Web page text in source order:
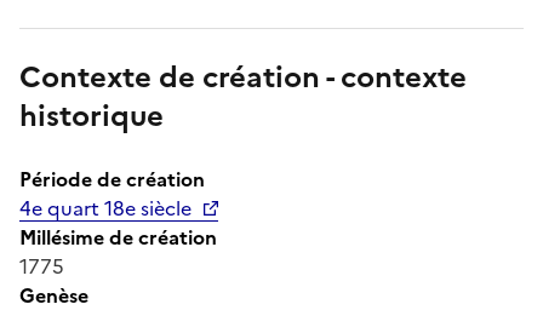
Contexte de création - contexte
historique
Période de création
4e quart 18e siècle
Millésime de création
1775
Genèse